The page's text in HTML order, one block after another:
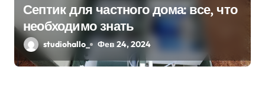
Септик для частного дома: все, что
необходимо знать
studiohallo_ Фев 24, 2024